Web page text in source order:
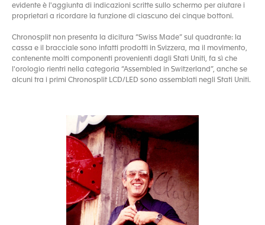
evidente è l'aggiunta di indicazioni scritte sullo schermo per aiutare i
proprietari a ricordare la funzione di ciascuno dei cinque bottoni.
Chronosplit non presenta la dicitura “Swiss Made” sul quadrante: la
cassa e il bracciale sono infatti prodotti in Svizzera, ma il movimento,
contenente molti componenti provenienti dagli Stati Uniti, fa sì che
l'orologio rientri nella categoria “Assembled in Switzerland”, anche se
alcuni tra i primi Chronosplit LCD/LED sono assemblati negli Stati Uniti.